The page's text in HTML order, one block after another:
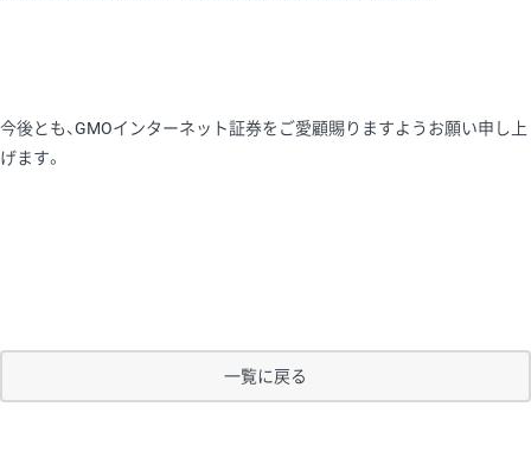
今後とも、GMOインターネット証券をご愛顧賜りますようお願い申し上
げます。
一覧に戻る